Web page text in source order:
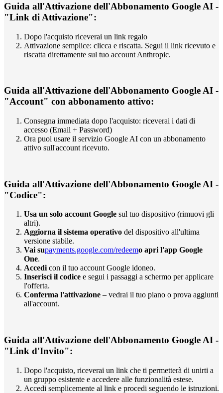
Guida all'Attivazione dell'Abbonamento Google AI -
"Link di Attivazione":
Dopo l'acquisto riceverai un link regalo
Attivazione semplice: clicca e riscatta. Segui il link ricevuto e
riscatta direttamente sul tuo account Anthropic.
Guida all'Attivazione dell'Abbonamento Google AI -
"Account" con abbonamento attivo:
Consegna immediata dopo l'acquisto: riceverai i dati di
accesso (Email + Password)
Ora puoi usare il servizio Google AI con un abbonamento
attivo sull'account ricevuto.
Guida all'Attivazione dell'Abbonamento Google AI -
"Codice":
Usa un solo account Google sul tuo dispositivo (rimuovi gli
altri).
Aggiorna il sistema operativo del dispositivo all'ultima
versione stabile.
Vai supayments.google.com/redeemo apri l'app Google
One.
Accedicon il tuo account Google idoneo.
Inserisci il codice e segui i passaggi a schermo per applicare
l'offerta.
Conferma l'attivazione – vedrai il tuo piano o prova aggiunti
all'account.
Guida all'Attivazione dell'Abbonamento Google AI -
"Link d'Invito":
Dopo l'acquisto, riceverai un link che ti permetterà di unirti a
un gruppo esistente e accedere alle funzionalità estese.
Accedi semplicemente al link e procedi seguendo le istruzioni.